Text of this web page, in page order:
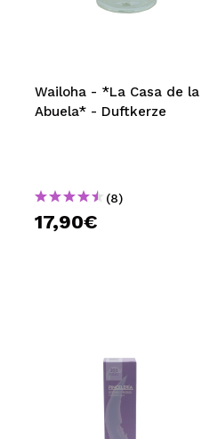
MAQUIFARMA
TRAVEL SIZE
SPECIALS
OUTLET
Wailoha - *La Casa de la
Abuela* - Duftkerze
(8)
17,90€